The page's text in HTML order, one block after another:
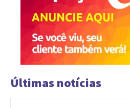
Últimas notícias